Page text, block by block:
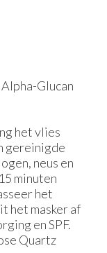
Glucan
het vlies
gereinigde
neus en
minuten
het
het masker af
en SPF.
Quartz